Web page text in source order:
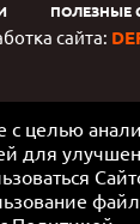
с целью
для
ПОЛЕЗНЫЕ
сайта: